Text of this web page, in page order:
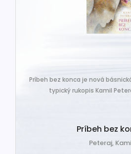
Príbeh bez konca je nová
typický rukopis Kamil
Príbeh bez
Peteraj,